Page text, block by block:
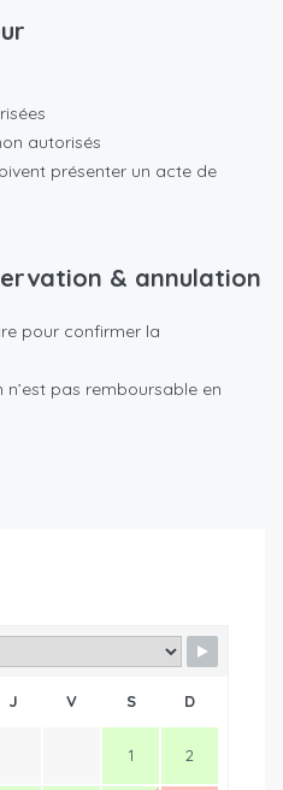
autorisés
présenter un acte de
& annulation
pour confirmer la
pas remboursable en
J V S D
1 2